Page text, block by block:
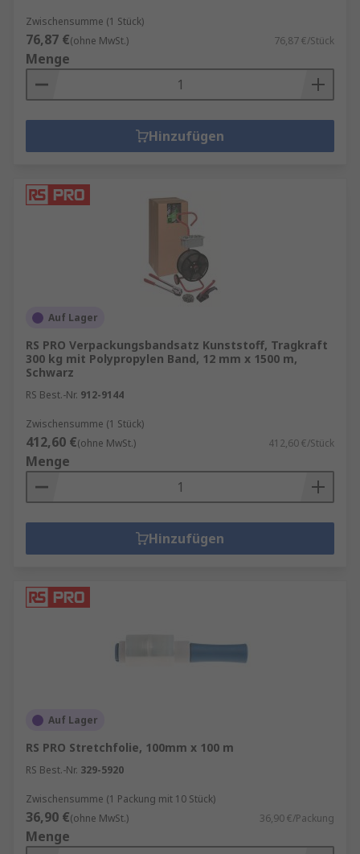
Zwischensumme (1 Stück)
76,87 €(ohne MwSt.) 76,87 €/Stück
Menge
Hinzufügen
Auf Lager
RS PRO Verpackungsbandsatz Kunststoff, Tragkraft
300 kg mit Polypropylen Band, 12 mm x 1500 m,
Schwarz
RS Best.-Nr. 912-9144
Zwischensumme (1 Stück)
412,60 €(ohne MwSt.) 412,60 €/Stück
Menge
Hinzufügen
Auf Lager
RS PRO Stretchfolie, 100mm x 100 m
RS Best.-Nr. 329-5920
Zwischensumme (1 Packung mit 10 Stück)
36,90 €(ohne MwSt.) 36,90 €/Packung
Menge